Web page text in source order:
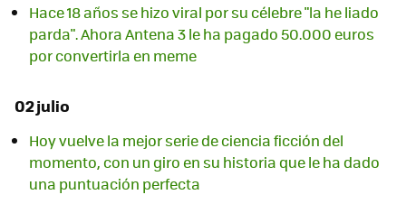
Hace 18 años se hizo viral por su célebre "la he liado
parda". Ahora Antena 3 le ha pagado 50.000 euros
por convertirla en meme
02 julio
Hoy vuelve la mejor serie de ciencia ficción del
momento, con un giro en su historia que le ha dado
una puntuación perfecta